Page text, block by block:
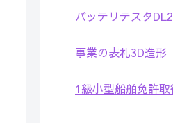
バッテリテスタ
事業の表札3D造形
1級小型船舶免許取